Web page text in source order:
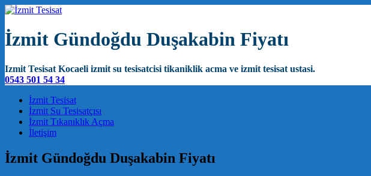
İzmit Gündoğdu Duşakabin Fiyatı
Izmit Tesisat Kocaeli izmit su tesisatcisi tikaniklik acma ve izmit tesisat ustasi.
0543 501 54 34
Main Navigation
İzmit Tesisat
İzmit Su Tesisatçısı
İzmit Tıkanıklık Açma
İletişim
İzmit Gündoğdu Duşakabin Fiyatı